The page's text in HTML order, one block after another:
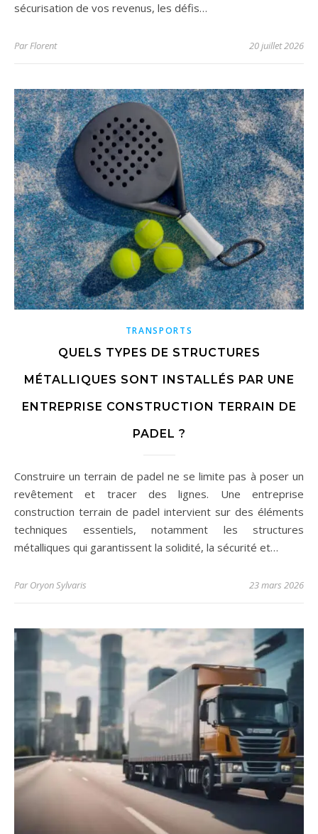
sécurisation de vos revenus, les défis…
ParFlorent 20 juillet 2026
TRANSPORTS
QUELS TYPES DE STRUCTURES
MÉTALLIQUES SONT INSTALLÉS PAR UNE
ENTREPRISE CONSTRUCTION TERRAIN DE
PADEL ?
Construire un terrain de padel ne se limite pas à poser un
revêtement et tracer des lignes. Une entreprise
construction terrain de padel intervient sur des éléments
techniques essentiels, notamment les structures
métalliques qui garantissent la solidité, la sécurité et…
ParOryon Sylvaris 23 mars 2026